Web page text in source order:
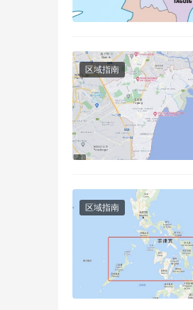
区域指南
区域指南